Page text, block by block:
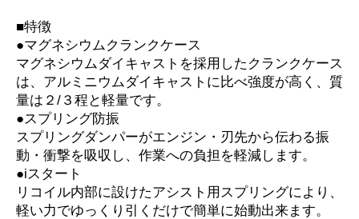
■特徴
●マグネシウムクランクケース
マグネシウムダイキャストを採用したクランクケース
は、アルミニウムダイキャストに比べ強度が高く、質
量は２/３程と軽量です。
●スプリング防振
スプリングダンパーがエンジン・刃先から伝わる振
動・衝撃を吸収し、作業への負担を軽減します。
●iスタート
リコイル内部に設けたアシスト用スプリングにより、
軽い力でゆっくり引くだけで簡単に始動出来ます。